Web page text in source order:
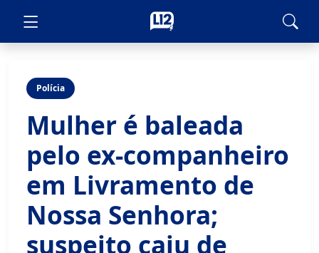
Polícia
Mulher é baleada
pelo ex-companheiro
em Livramento de
Nossa Senhora;
suspeito caiu de